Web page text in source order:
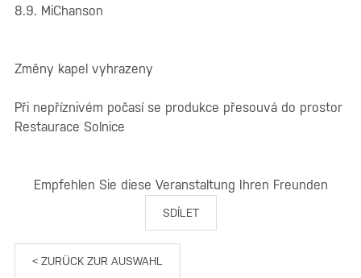
8.9. MiChanson
Změny kapel vyhrazeny
Při nepříznivém počasí se produkce přesouvá do prostor
Restaurace Solnice
Empfehlen Sie diese Veranstaltung Ihren Freunden
SDÍLET
< ZURÜCK ZUR AUSWAHL